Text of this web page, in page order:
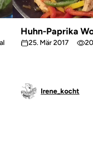
Huhn-Paprika
25. Mär 2017
Irene_kocht